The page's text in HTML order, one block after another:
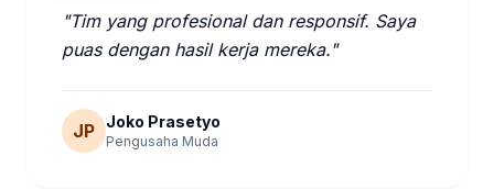
"Tim yang profesional dan responsif. Saya
puas dengan hasil kerja mereka."
JP Joko Prasetyo
Pengusaha Muda